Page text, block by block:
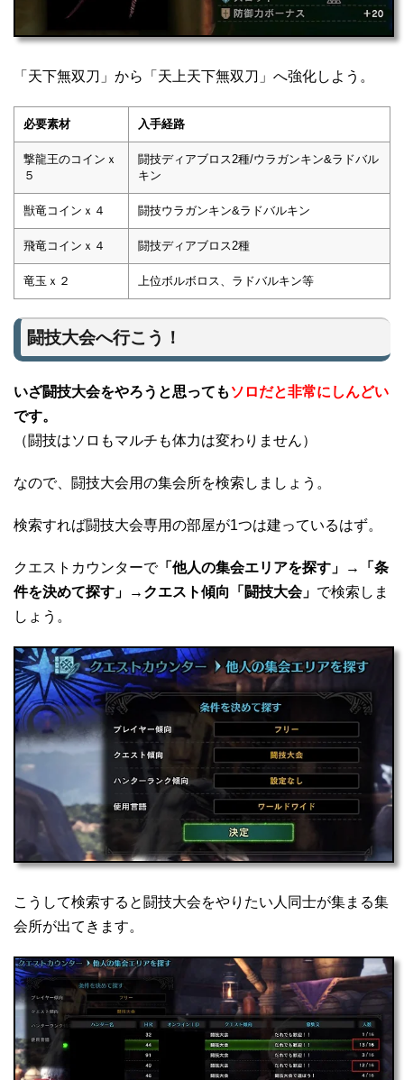
「天下無双刀」から「天上天下無双刀」へ強化しよう。
必要素材 入手経路
撃龍王のコインｘ
５
闘技ディアブロス2種/ウラガンキン&ラドバル
キン
獣竜コインｘ４ 闘技ウラガンキン&ラドバルキン
飛竜コインｘ４ 闘技ディアブロス2種
竜玉ｘ２ 上位ボルボロス、ラドバルキン等
闘技大会へ行こう！
いざ闘技大会をやろうと思っても ソロだと非常にしんどい
です。
（闘技はソロもマルチも体力は変わりません）
なので、闘技大会用の集会所を検索しましょう。
検索すれば闘技大会専用の部屋が1つは建っているはず。
クエストカウンターで「他人の集会エリアを探す」→「条
件を決めて探す」→クエスト傾向「闘技大会」 で検索しま
しょう。
こうして検索すると闘技大会をやりたい人同士が集まる集
会所が出てきます。